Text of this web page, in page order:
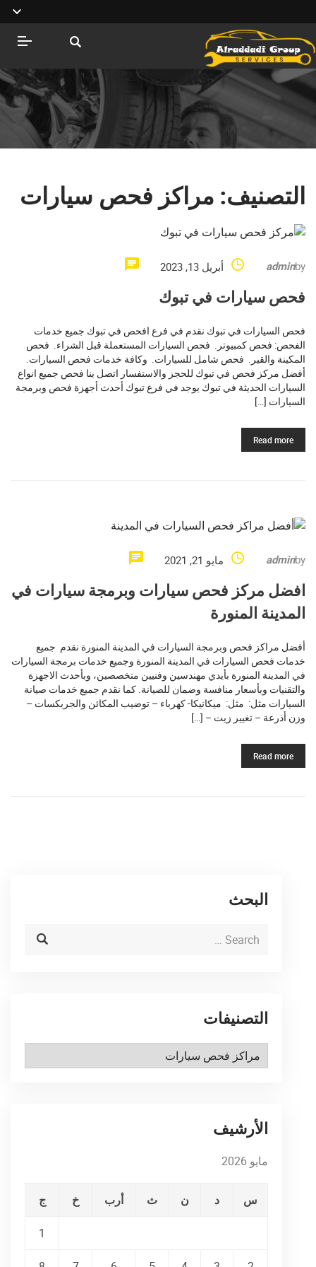
التصنيف: مراكز فحص سيارات
by
admin أبريل 13, 2023
فحص سيارات في تبوك
فحص السيارات في تبوك نقدم في فرع افحص في تبوك جميع خدمات
الفحص: فحص كمبيوتر. فحص السيارات المستعملة قبل الشراء. فحص
المكينة والقير. فحص شامل للسيارات. وكافة خدمات فحص السيارات.
أفضل مركز فحص في تبوك للحجز والاستفسار اتصل بنا فحص جميع انواع
السيارات الحديثة في تبوك يوجد في فرع تبوك أحدث أجهزة فحص وبرمجة
السيارات […]
Read more
by
admin مايو 21, 2021
افضل مركز فحص سيارات وبرمجة سيارات في
المدينة المنورة
أفضل مراكز فحص وبرمجة السيارات في المدينة المنورة نقدم جميع
خدمات فحص السيارات في المدينة المنورة وجميع خدمات برمجة السيارات
في المدينة المنورة بأيدي مهندسين وفنيين متخصصين، وبأحدث الاجهزة
والتقنيات وبأسعار منافسة وضمان للصيانة. كما نقدم جميع خدمات صيانة
السيارات مثل: مثل: ميكانيكا- كهرباء – توضيب المكائن والجربكسات –
وزن أذرعة – تغيير زيت – […]
Read more
البحث
التصنيفات
التصنيفات
الأرشيف
مايو 2026
س د ن ث أرب خ ج
1